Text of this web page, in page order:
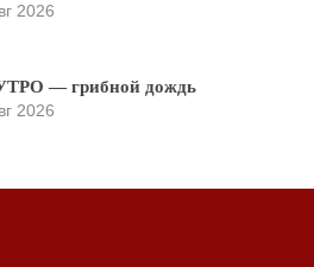
2026
— грибной дождь
2026